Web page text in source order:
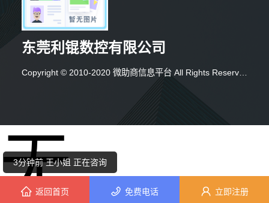
东莞利锟数控有限公司
Copyright © 2010-2020 微助商信息平台 All Rights Reserved
3分钟前 王小姐 正在咨询
4分钟前 王小姐 正在咨询
返回首页 免费电话 立即注册
无